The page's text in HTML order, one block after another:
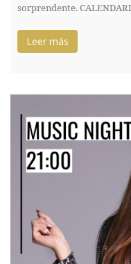
sorprendente.
Leer más